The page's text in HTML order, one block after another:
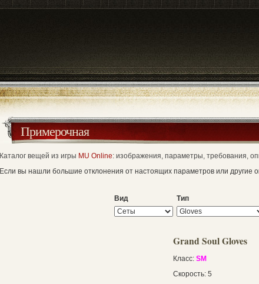
Примерочная
Каталог вещей из игры MU Online: изображения, параметры, требования,
Если вы нашли большие отклонения от настоящих параметров или другие
Вид Тип
Grand Soul Gloves
Класс: SM
Скорость: 5